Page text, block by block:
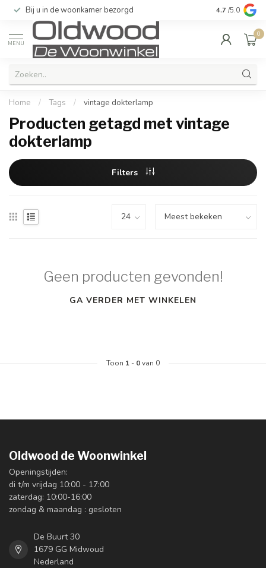
Bij u in de woonkamer bezorgd Kwaliteit &
4.7 /5.0
MENU
0
Home / Tags / vintage dokterlamp
Producten getagd met vintage
dokterlamp
Filters
Geen producten gevonden!
GA VERDER MET WINKELEN
Toon 1 - 0van 0
Oldwood de Woonwinkel
Openingstijden:
di t/m vrijdag 10:00 - 17:00
zaterdag: 10:00-16:00
zondag & maandag : gesloten
De Buurt 30
1679 GG Midwoud
Nederland